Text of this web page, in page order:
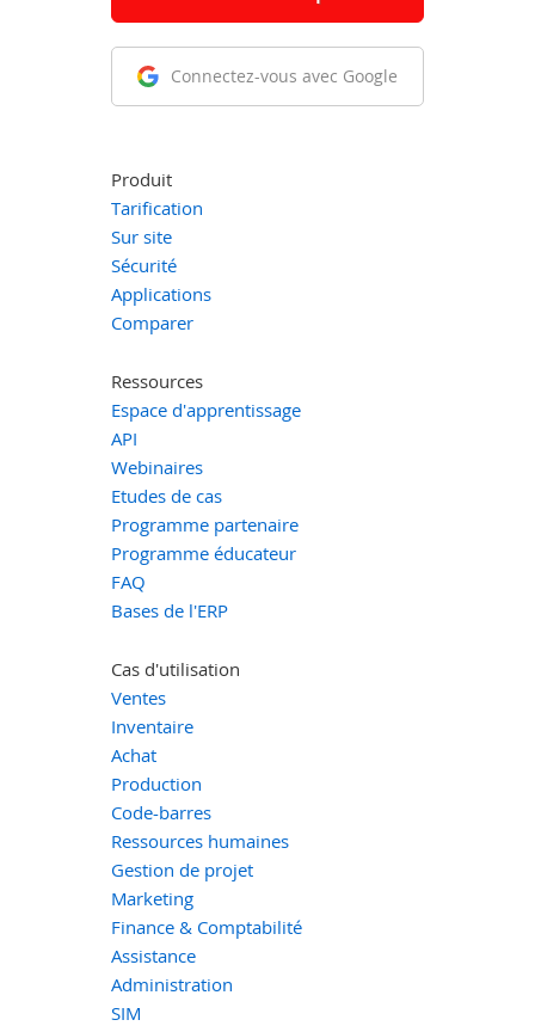
Connectez-vous avec Google
Produit
Tarification
Sur site
Sécurité
Applications
Comparer
Ressources
Espace d'apprentissage
API
Webinaires
Etudes de cas
Programme partenaire
Programme éducateur
FAQ
Bases de l'ERP
Cas d'utilisation
Ventes
Inventaire
Achat
Production
Code-barres
Ressources humaines
Gestion de projet
Marketing
Finance & Comptabilité
Assistance
Administration
SIM